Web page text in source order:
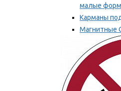
малые
Карманы
Магнитные
Напольная
Мы рекомендуем